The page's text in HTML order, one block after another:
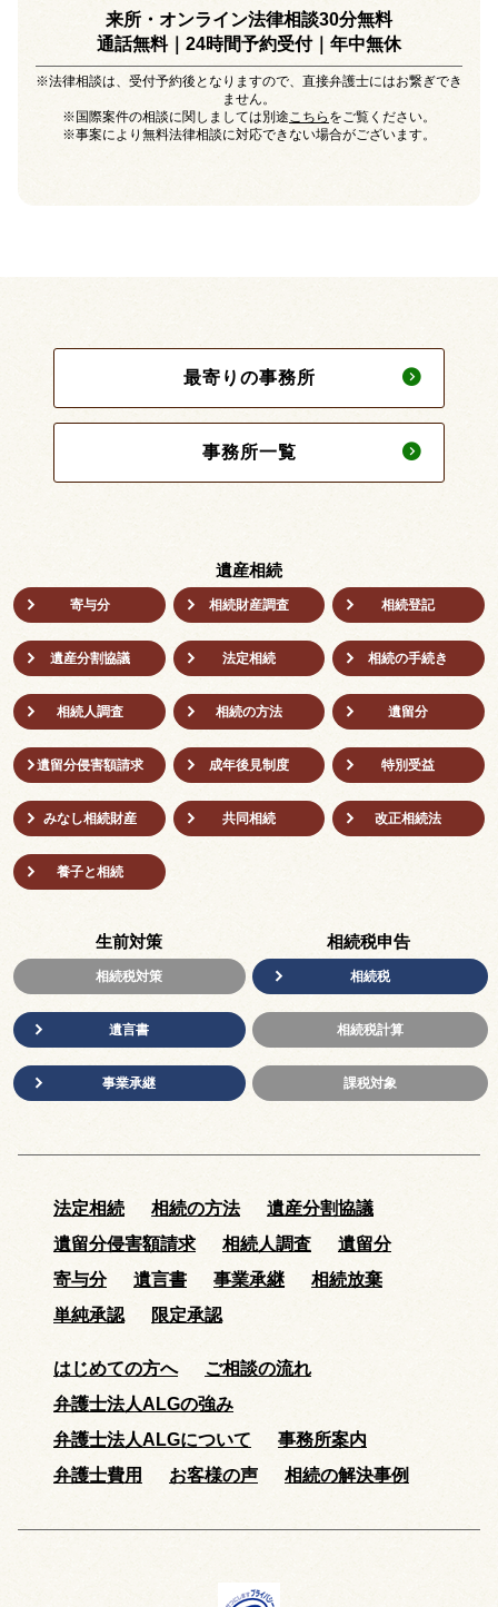
来所・オンライン法律相談30分無料
通話無料｜24時間予約受付｜年中無休
※法律相談は、受付予約後となりますので、直接弁護士にはお繋ぎでき
ません。
※国際案件の相談に関しましては別途こちら をご覧ください。
※事案により無料法律相談に対応できない場合がございます。
最寄りの事務所
事務所一覧
遺産相続
寄与分 相続財産調査 相続登記
遺産分割協議 法定相続 相続の⼿続き
相続人調査 相続の方法 遺留分
遺留分侵害額請求 成年後⾒制度 特別受益
みなし相続財産 共同相続 改正相続法
養子と相続
生前対策
相続税対策
遺言書
事業承継
相続税申告
相続税
相続税計算
課税対象
法定相続 相続の方法
遺産分割協議
遺留分侵害額請求
相続人調査
遺留分
寄与分
遺言書 事業承継
相続放棄
単純承認
限定承認
はじめての方へ
ご相談の流れ
弁護士法人ALGの強み
弁護士法人ALGについて
事務所案内
弁護士費用
お客様の声 相続の解決事例